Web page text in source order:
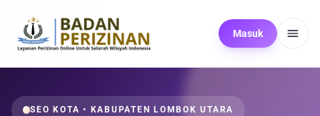
Masuk
SEO KOTA • KABUPATEN LOMBOK UTARA